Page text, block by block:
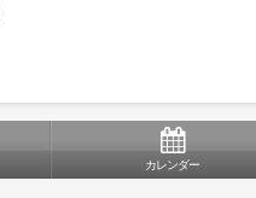
カレンダー